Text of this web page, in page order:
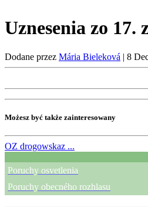
Uznesenia zo 17.
Dodane przez Mária Bieleková | 8
Możesz być także zainteresowany
OZ drogowskaz ...
Poruchy osvetlenia
Poruchy obecného rozhlasu